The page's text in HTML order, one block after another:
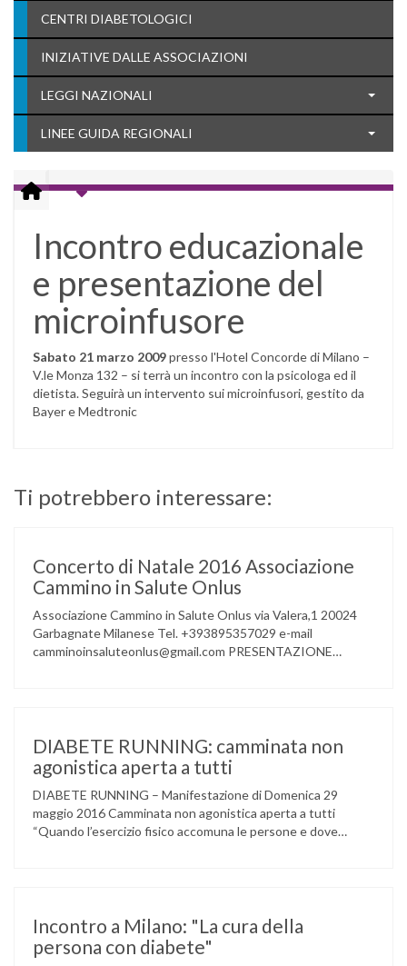
CENTRI DIABETOLOGICI
INIZIATIVE DALLE ASSOCIAZIONI
LEGGI NAZIONALI
LINEE GUIDA REGIONALI
Incontro educazionale
e presentazione del
microinfusore
Sabato 21 marzo 2009presso l'Hotel Concorde di Milano –
V.le Monza 132 – si terrà un incontro con la psicologa ed il
dietista. Seguirà un intervento sui microinfusori, gestito da
Bayer e Medtronic
Ti potrebbero interessare:
Concerto di Natale 2016 Associazione
Cammino in Salute Onlus
Associazione Cammino in Salute Onlus via Valera,1 20024
Garbagnate Milanese Tel. +393895357029 e-mail
camminoinsaluteonlus@gmail.com PRESENTAZIONE
gruppo musicale GROOVY LEMONS di PREGNANA
MILANESE. L’ Associazione …
DIABETE RUNNING: camminata non
agonistica aperta a tutti
DIABETE RUNNING – Manifestazione di Domenica 29
maggio 2016 Camminata non agonistica aperta a tutti
“Quando l’esercizio fisico accomuna le persone e dove
Incontro a Milano: "La cura della
persona con diabete"